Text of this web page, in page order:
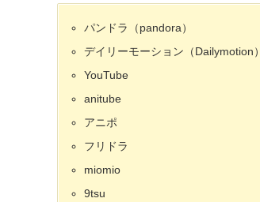
パンドラ（pandora）
デイリーモーション（Dailymotion）
YouTube
anitube
アニポ
フリドラ
miomio
9tsu